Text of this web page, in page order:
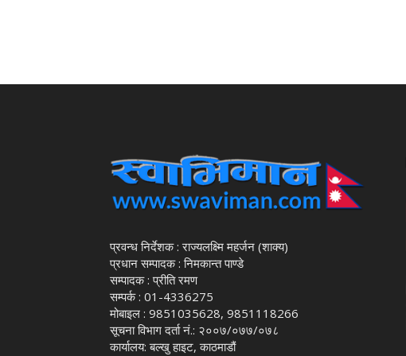
प्रवन्ध निर्देशक : राज्यलक्ष्मि महर्जन (शाक्य)
प्रधान सम्पादक : निमकान्त पाण्डे
सम्पादक : प्रीति रमण
सम्पर्क : 01-4336275
मोबाइल : 9851035628, 9851118266
सूचना विभाग दर्ता नं.: २००७/०७७/०७८
कार्यालय: बल्खु हाइट, काठमाडौं